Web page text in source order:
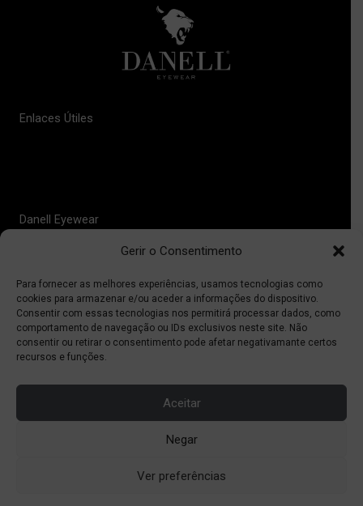
Gerir o Consentimento
Para fornecer as melhores experiências, usamos tecnologias como
cookies para armazenar e/ou aceder a informações do dispositivo.
Consentir com essas tecnologias nos permitirá processar dados, como
comportamento de navegação ou IDs exclusivos neste site. Não
consentir ou retirar o consentimento pode afetar negativamante certos
recursos e funções.
Aceitar
Negar
Ver preferências
Enlaces Útiles
Danell Eyewear
Ayuda
Prooptica